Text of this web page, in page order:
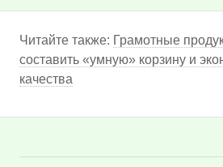
Читайте также: Грамотные
составить «умную» корзину и
качества